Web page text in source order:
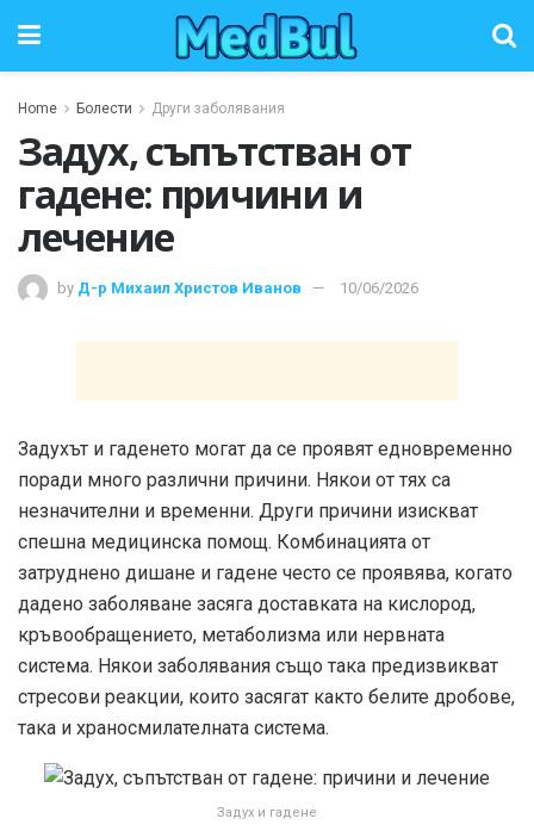
Home Болести Други заболявания
Задух, съпътстван от
гадене: причини и
лечение
by Д-р Михаил Христов Иванов 10/06/2026
Задухът и гаденето могат да се проявят едновременно
поради много различни причини. Някои от тях са
незначителни и временни. Други причини изискват
спешна медицинска помощ. Комбинацията от
затруднено дишане и гадене често се проявява, когато
дадено заболяване засяга доставката на кислород,
кръвообращението, метаболизма или нервната
система. Някои заболявания също така предизвикват
стресови реакции, които засягат както белите дробове,
така и храносмилателната система.
Задух и гадене